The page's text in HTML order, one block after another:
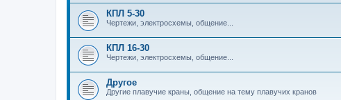
КПЛ 5-30
Чертежи, электросхемы, общение...
КПЛ 16-30
Чертежи, электросхемы, общение...
Другое
Другие плавучие краны, общение на тему плавучих кранов